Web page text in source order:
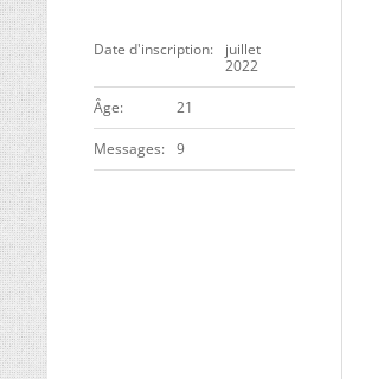
Date d'inscription
juillet
2022
ge 21
Messages 9